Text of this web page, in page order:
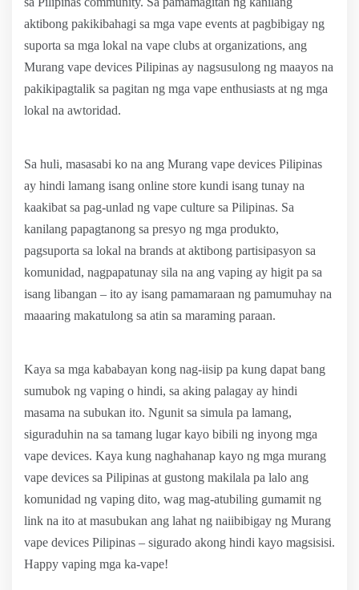
aktibong pakikibahagi sa mga vape events at pagbibigay ng
suporta sa mga lokal na vape clubs at organizations, ang
Murang vape devices Pilipinas ay nagsusulong ng maayos na
pakikipagtalik sa pagitan ng mga vape enthusiasts at ng mga
lokal na awtoridad.
Sa huli, masasabi ko na ang Murang vape devices Pilipinas
ay hindi lamang isang online store kundi isang tunay na
kaakibat sa pag-unlad ng vape culture sa Pilipinas. Sa
kanilang papagtanong sa presyo ng mga produkto,
pagsuporta sa lokal na brands at aktibong partisipasyon sa
komunidad, nagpapatunay sila na ang vaping ay higit pa sa
isang libangan – ito ay isang pamamaraan ng pamumuhay na
maaaring makatulong sa atin sa maraming paraan.
Kaya sa mga kababayan kong nag-iisip pa kung dapat bang
sumubok ng vaping o hindi, sa aking palagay ay hindi
masama na subukan ito. Ngunit sa simula pa lamang,
siguraduhin na sa tamang lugar kayo bibili ng inyong mga
vape devices. Kaya kung naghahanap kayo ng mga murang
vape devices sa Pilipinas at gustong makilala pa lalo ang
komunidad ng vaping dito, wag mag-atubiling gumamit ng
link na ito at masubukan ang lahat ng naiibibigay ng Murang
vape devices Pilipinas – sigurado akong hindi kayo magsisisi.
Happy vaping mga ka-vape!